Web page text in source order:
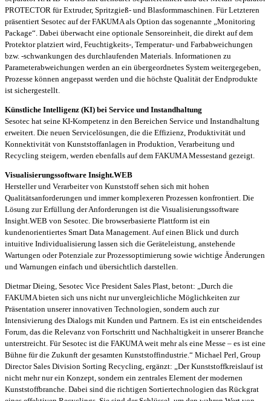
PROTECTOR für Extruder, Spritzgieß- und Blasformmaschinen. Für Letzteren
präsentiert Sesotec auf der FAKUMA als Option das sogenannte „Monitoring
Package“. Dabei überwacht eine optionale Sensoreinheit, die direkt auf dem
Protektor platziert wird, Feuchtigkeits-, Temperatur- und Farbabweichungen
bzw. -schwankungen des durchlaufenden Materials. Informationen zu
Parameterabweichungen werden an ein übergeordnetes System weitergegeben,
Prozesse können angepasst werden und die höchste Qualität der Endprodukte
ist sichergestellt.
Künstliche Intelligenz (KI) bei Service und Instandhaltung
Sesotec hat seine KI-Kompetenz in den Bereichen Service und Instandhaltung
erweitert. Die neuen Servicelösungen, die die Effizienz, Produktivität und
Konnektivität von Kunststoffanlagen in Produktion, Verarbeitung und
Recycling steigern, werden ebenfalls auf dem FAKUMA Messestand gezeigt.
Visualisierungssoftware Insight.WEB
Hersteller und Verarbeiter von Kunststoff sehen sich mit hohen
Qualitätsanforderungen und immer komplexeren Prozessen konfrontiert. Die
Lösung zur Erfüllung der Anforderungen ist die Visualisierungssoftware
Insight.WEB von Sesotec. Die browserbasierte Plattform ist ein
kundenorientiertes Smart Data Management. Auf einen Blick und durch
intuitive Individualisierung lassen sich die Geräteleistung, anstehende
Wartungen oder Potenziale zur Prozessoptimierung sowie wichtige Änderungen
und Warnungen einfach und übersichtlich darstellen.
Dietmar Dieing, Sesotec Vice President Sales Plast, betont: „Durch die
FAKUMA bieten sich uns nicht nur unvergleichliche Möglichkeiten zur
Präsentation unserer innovativen Technologien, sondern auch zur
Intensivierung des Dialogs mit Kunden und Partnern. Es ist ein entscheidendes
Forum, das die Relevanz von Fortschritt und Nachhaltigkeit in unserer Branche
unterstreicht. Für Sesotec ist die FAKUMA weit mehr als eine Messe – es ist eine
Bühne für die Zukunft der gesamten Kunststoffindustrie.“ Michael Perl, Group
Director Sales Division Sorting Recycling, ergänzt: „Der Kunststoffkreislauf ist
nicht mehr nur ein Konzept, sondern ein zentrales Element der modernen
Kunststoffbranche. Dabei sind die richtigen Sortiertechnologien das Rückgrat